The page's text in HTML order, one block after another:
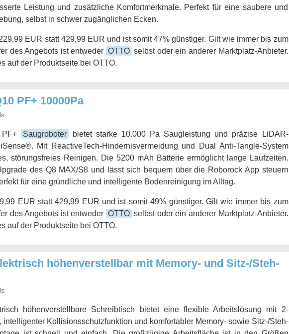
Leistung und zusätzliche Komfortmerkmale. Perfekt für eine saubere und
selbst in schwer zugänglichen Ecken.
EUR statt 429,99 EUR und ist somit 47% günstiger. Gilt wie immer bis zum
des Angebots ist entweder OTTO selbst oder ein anderer Marktplatz-Anbieter.
auf der Produktseite bei OTTO.
PF+ 10000Pa
Saugroboter
bietet starke 10.000 Pa Saugleistung und präzise LiDAR-
Mit ReactiveTech-Hindernisvermeidung und Dual Anti-Tangle-System
störungsfreies Reinigen. Die 5200 mAh Batterie ermöglicht lange Laufzeiten.
des Q8 MAX/S8 und lässt sich bequem über die Roborock App steuern
für eine gründliche und intelligente Bodenreinigung im Alltag.
EUR statt 429,99 EUR und ist somit 49% günstiger. Gilt wie immer bis zum
des Angebots ist entweder OTTO selbst oder ein anderer Marktplatz-Anbieter.
auf der Produktseite bei OTTO.
höhenverstellbar mit Memory- und Sitz-/Steh-
höhenverstellbare Schreibtisch bietet eine flexible Arbeitslösung mit 2-
intelligenter Kollisionsschutzfunktion und komfortabler Memory- sowie Sitz-/Steh-